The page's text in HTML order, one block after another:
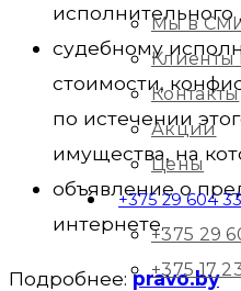
Мы в
Клиенты
Контакты
Акции
Цены
+375 29 604
+375 29
+375 17
исполнительного
судебному
стоимости,
по истечении
имущества, на
объявление о
интернете.
Подробнее:pravo.by